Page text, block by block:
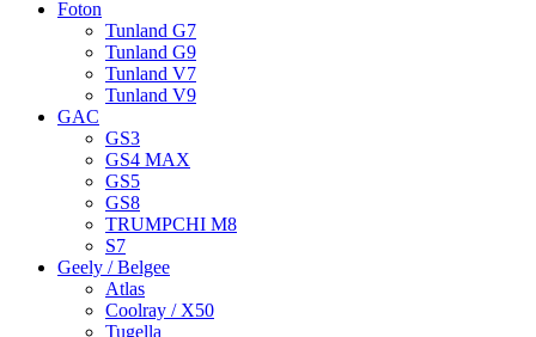
Foton
Tunland G7
Tunland G9
Tunland V7
Tunland V9
GAC
GS3
GS4 MAX
GS5
GS8
TRUMPCHI M8
S7
Geely / Belgee
Atlas
Coolray / X50
Tugella